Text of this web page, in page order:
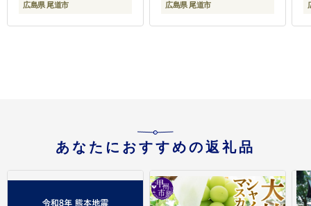
広島県 尾道市 広島県 尾道市
あなたにおすすめの返礼品